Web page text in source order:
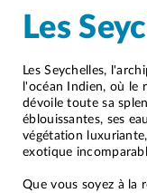
Les
Les Seychelles,
l'océan Indien, où le
dévoile toute sa
éblouissantes, ses
végétation
exotique
Que vous soyez à la